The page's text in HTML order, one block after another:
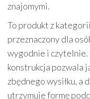
znajomymi.
To produkt z kategorii
przeznaczony dla
wygodnie i czytelnie.
konstrukcja pozwala
zbędnego wysiłku, a
utrzymuje formę